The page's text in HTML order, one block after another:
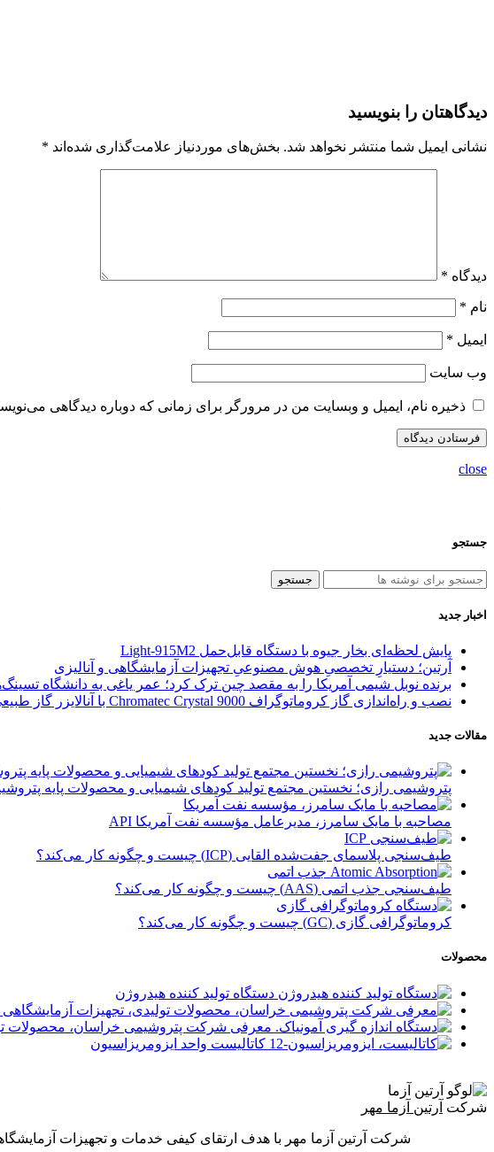
دیدگاهتان را بنویسید
نشانی ایمیل شما منتشر نخواهد شد. بخش‌های موردنیاز علامت‌گذاری شده‌اند *
دیدگاه *
نام *
ایمیل *
وب‌ سایت
ذخیره نام، ایمیل و وبسایت من در مرورگر برای زمانی که دوباره دیدگاهی
close
جستجو
جستجو
اخبار جدید
پایش لحظه‌ای بخار جیوه با دستگاه قابل‌حمل Light‑915M2
آرتین؛ دستیارِ تخصصیِ هوش مصنوعیِ تجهیزات آزمایشگاهی و آنالیزی
برنده نوبل شیمی آمریکا را به مقصد چین ترک کرد؛ عمر یاغی به دانشگاه
نصب و راه‌اندازی گاز کروماتوگراف Chromatec Crystal 9000 با آنالایزر گاز طبیعی (NGA) در پالایشگاه فاز ۱ مجتمع گاز پارس جنوبی (SPGC)
مقالات جدید
پتروشیمی رازی؛ نخستین مجتمع تولید کودهای شیمیایی و محصولات پایه
مصاحبه با مایک سامرز، مدیرعامل مؤسسه نفت آمریکا API
طیف‌سنجی پلاسمای جفت‌شده القایی (ICP) چیست و چگونه کار می‌کند؟
طیف‌سنجی جذب اتمی (AAS) چیست و چگونه کار می‌کند؟
کروماتوگرافی گازی (GC) چیست و چگونه کار می‌کند؟
محصولات
دستگاه تولید کننده هیدروژن
کاتالیست واحد ایزومریزاسیون
شرکت آرتین آزما مهر
شرکت آرتین آزما مهر با هدف ارتقای کیفی خدمات و تجهیزات آزمایشگاهی و فرایندی کشور از سال 1396 و با پیشینه 25 سال سابقه